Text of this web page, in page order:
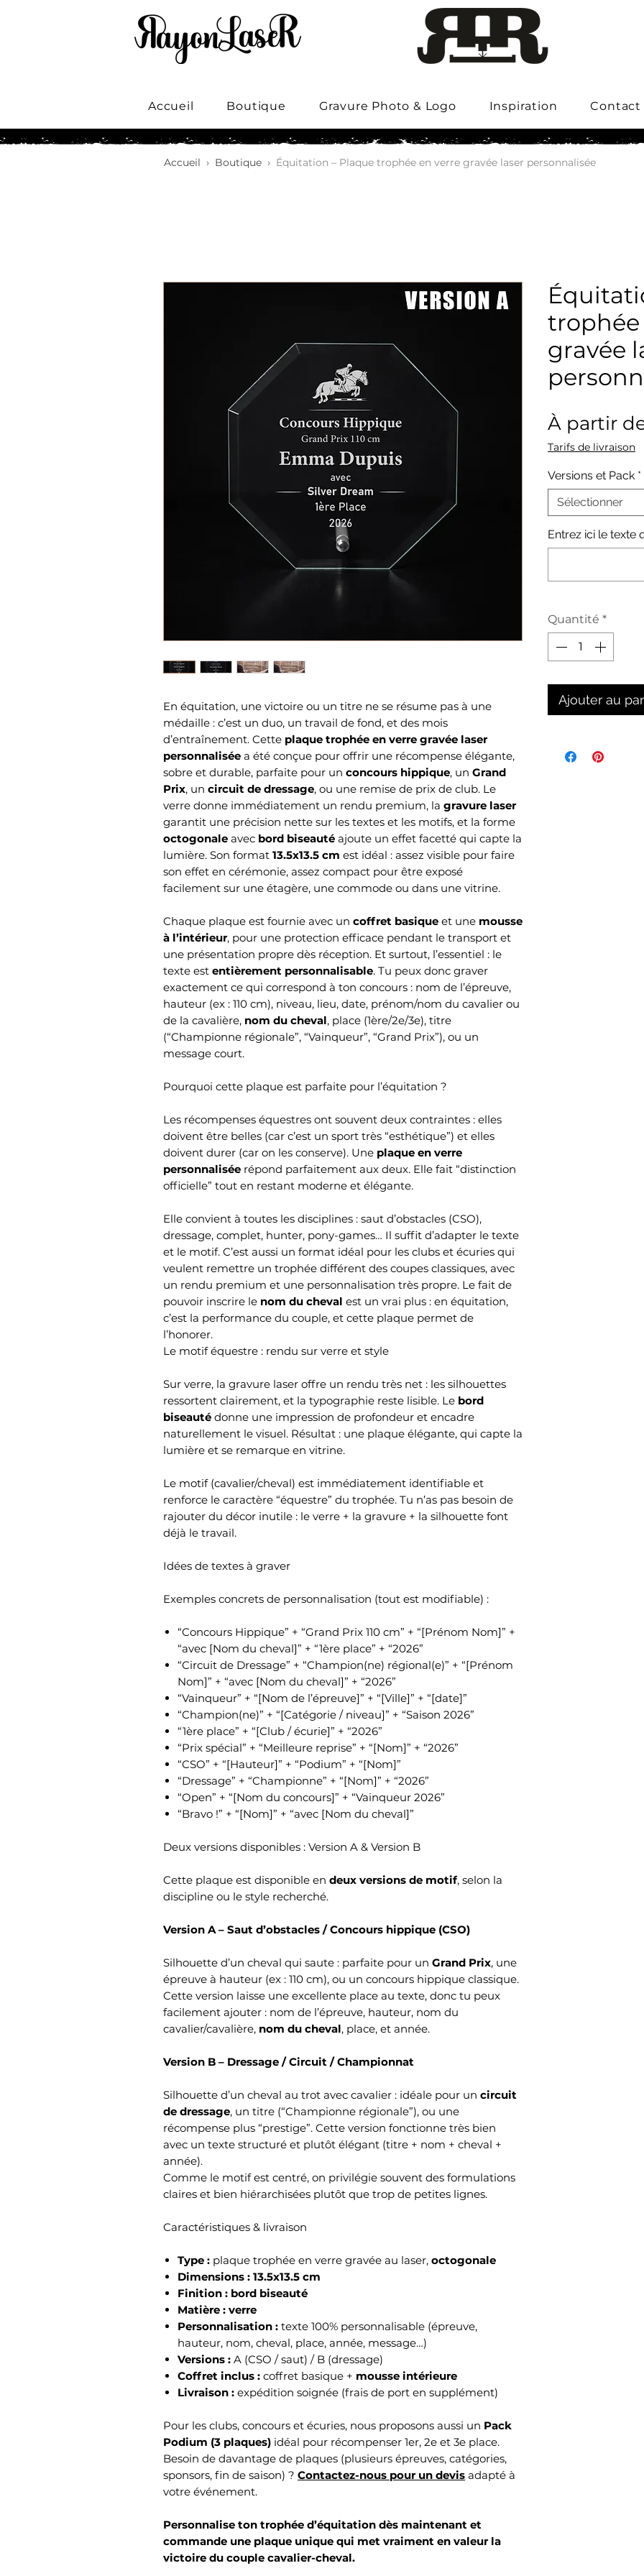
Accueil Boutique Gravure Photo & Logo Inspiration Contact
Accueil › Boutique › Équitation – Plaque trophée en verre gravée laser personnalisée
En équitation, une victoire ou un titre ne se résume pas à une
médaille : c’est un duo, un travail de fond, et des mois
d’entraînement. Cette plaque trophée en verre gravée laser
personnalisée a été conçue pour offrir une récompense élégante,
sobre et durable, parfaite pour un concours hippique, un Grand
Prix, un circuit de dressage, ou une remise de prix de club. Le
verre donne immédiatement un rendu premium, la gravure laser
garantit une précision nette sur les textes et les motifs, et la forme
octogonale avec bord biseauté ajoute un effet facetté qui capte la
lumière. Son format 13.5x13.5 cm est idéal : assez visible pour faire
son effet en cérémonie, assez compact pour être exposé
facilement sur une étagère, une commode ou dans une vitrine.
Chaque plaque est fournie avec un coffret basique et une mousse
à l’intérieur, pour une protection efficace pendant le transport et
une présentation propre dès réception. Et surtout, l’essentiel : le
texte est entièrement personnalisable. Tu peux donc graver
exactement ce qui correspond à ton concours : nom de l’épreuve,
hauteur (ex : 110 cm), niveau, lieu, date, prénom/nom du cavalier ou
de la cavalière, nom du cheval, place (1ère/2e/3e), titre
(“Championne régionale”, “Vainqueur”, “Grand Prix”), ou un
message court.
Pourquoi cette plaque est parfaite pour l’équitation ?
Les récompenses équestres ont souvent deux contraintes : elles
doivent être belles (car c’est un sport très “esthétique”) et elles
doivent durer (car on les conserve). Une plaque en verre
personnalisée répond parfaitement aux deux. Elle fait “distinction
officielle” tout en restant moderne et élégante.
Elle convient à toutes les disciplines : saut d’obstacles (CSO),
dressage, complet, hunter, pony-games… Il suffit d’adapter le texte
et le motif. C’est aussi un format idéal pour les clubs et écuries qui
veulent remettre un trophée différent des coupes classiques, avec
un rendu premium et une personnalisation très propre. Le fait de
pouvoir inscrire le nom du cheval est un vrai plus : en équitation,
c’est la performance du couple, et cette plaque permet de
l’honorer.
Le motif équestre : rendu sur verre et style
Sur verre, la gravure laser offre un rendu très net : les silhouettes
ressortent clairement, et la typographie reste lisible. Le bord
biseauté donne une impression de profondeur et encadre
naturellement le visuel. Résultat : une plaque élégante, qui capte la
lumière et se remarque en vitrine.
Le motif (cavalier/cheval) est immédiatement identifiable et
renforce le caractère “équestre” du trophée. Tu n’as pas besoin de
rajouter du décor inutile : le verre + la gravure + la silhouette font
déjà le travail.
Idées de textes à graver
Exemples concrets de personnalisation (tout est modifiable) :
“Concours Hippique” + “Grand Prix 110 cm” + “[Prénom Nom]” +
“avec [Nom du cheval]” + “1ère place” + “2026”
“Circuit de Dressage” + “Champion(ne) régional(e)” + “[Prénom
Nom]” + “avec [Nom du cheval]” + “2026”
“Vainqueur” + “[Nom de l’épreuve]” + “[Ville]” + “[date]”
“Champion(ne)” + “[Catégorie / niveau]” + “Saison 2026”
“1ère place” + “[Club / écurie]” + “2026”
“Prix spécial” + “Meilleure reprise” + “[Nom]” + “2026”
“CSO” + “[Hauteur]” + “Podium” + “[Nom]”
“Dressage” + “Championne” + “[Nom]” + “2026”
“Open” + “[Nom du concours]” + “Vainqueur 2026”
“Bravo !” + “[Nom]” + “avec [Nom du cheval]”
Deux versions disponibles : Version A & Version B
Cette plaque est disponible en deux versions de motif, selon la
discipline ou le style recherché.
Version A – Saut d’obstacles / Concours hippique (CSO)
Silhouette d’un cheval qui saute : parfaite pour un Grand Prix, une
épreuve à hauteur (ex : 110 cm), ou un concours hippique classique.
Cette version laisse une excellente place au texte, donc tu peux
facilement ajouter : nom de l’épreuve, hauteur, nom du
cavalier/cavalière, nom du cheval, place, et année.
Version B – Dressage / Circuit / Championnat
Silhouette d’un cheval au trot avec cavalier : idéale pour un circuit
de dressage, un titre (“Championne régionale”), ou une
récompense plus “prestige”. Cette version fonctionne très bien
avec un texte structuré et plutôt élégant (titre + nom + cheval +
année).
Comme le motif est centré, on privilégie souvent des formulations
claires et bien hiérarchisées plutôt que trop de petites lignes.
Caractéristiques & livraison
Type : plaque trophée en verre gravée au laser, octogonale
Dimensions : 13.5x13.5 cm
Finition : bord biseauté
Matière : verre
Personnalisation : texte 100% personnalisable (épreuve,
hauteur, nom, cheval, place, année, message…)
Versions : A (CSO / saut) / B (dressage)
Coffret inclus : coffret basique + mousse intérieure
Livraison : expédition soignée (frais de port en supplément)
Pour les clubs, concours et écuries, nous proposons aussi un Pack
Podium (3 plaques) idéal pour récompenser 1er, 2e et 3e place.
Besoin de davantage de plaques (plusieurs épreuves, catégories,
sponsors, fin de saison) ? Contactez-nous pour un devis adapté à
votre événement.
Personnalise ton trophée d’équitation dès maintenant et
commande une plaque unique qui met vraiment en valeur la
victoire du couple cavalier-cheval.
trophée
gravée
À partir
Tarifs de livraison
Versions et Pack *
Sélectionner
Entrez ici le texte
Quantité *
Ajouter au